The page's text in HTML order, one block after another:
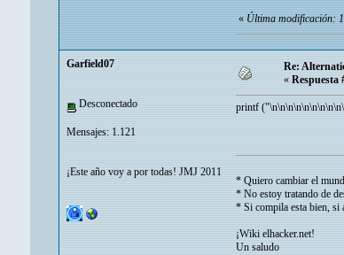
«Última modificación:
Garfield07
Desconectado
Mensajes: 1.121
¡Este año voy a por todas! JMJ 2011
Re:
« Respuesta
printf
* Quiero cambiar el
* No estoy tratando de
* Si compila esta bien, si
¡Wiki elhacker.net!
Un saludo